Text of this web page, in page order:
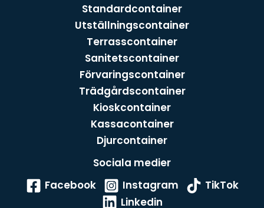
Standardcontainer
Utställningscontainer
Terrasscontainer
Sanitetscontainer
Förvaringscontainer
Trädgårdscontainer
Kioskcontainer
Kassacontainer
Djurcontainer
Sociala medier
Facebook
Instagram
TikTok
Linkedin